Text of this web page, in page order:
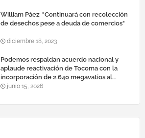
William Páez: "Continuará con recolección
de desechos pese a deuda de comercios"
diciembre 18, 2023
Podemos respaldan acuerdo nacional y
aplaude reactivación de Tocoma con la
incorporación de 2.640 megavatios al
sistema eléctrico nacional
junio 15, 2026